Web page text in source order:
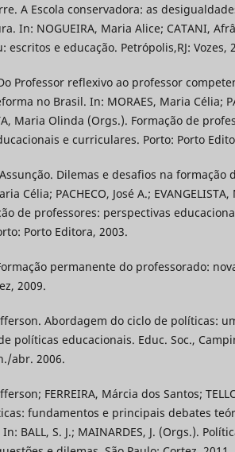
A Escola conservadora: as
In: NOGUEIRA, Maria Alice; CATANI,
escritos e educação. Petrópolis,RJ: Vozes,
Professor reflexivo ao professor
no Brasil. In: MORAES, Maria Célia;
Maria Olinda (Orgs.). Formação de
e curriculares. Porto: Porto
Assunção. Dilemas e desafios na formação
Célia; PACHECO, José A.;
de professores: perspectivas
Porto Editora, 2003.
permanente do professorado:
2009.
Abordagem do ciclo de políticas:
políticas educacionais. Educ. Soc.,
abr. 2006.
FERREIRA, Márcia dos Santos;
fundamentos e principais debates
BALL, S. J.; MAINARDES, J. (Orgs.).